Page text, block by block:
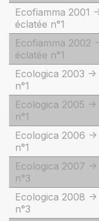
Ecofiamma 2001
éclatée n°1
Ecofiamma 2002
éclatée n°1
Ecologica 2003 -
n°1
Ecologica 2005 -
n°1
Ecologica 2006 -
n°1
Ecologica 2007 -
n°3
Ecologica 2008 -
n°3